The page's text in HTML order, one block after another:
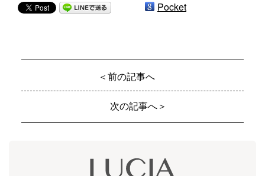
Pocket
＜前の記事へ
次の記事へ＞